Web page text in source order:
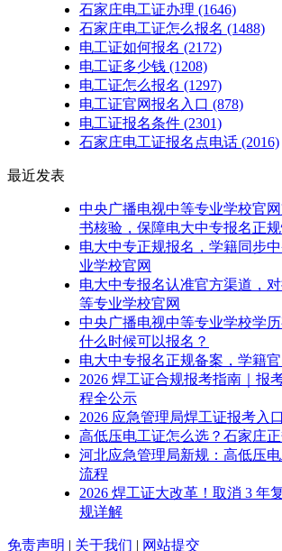
石家庄电工证办理 (1646)
石家庄电工证怎么报名 (1488)
电工证如何报名 (2172)
电工证多少钱 (1208)
电工证怎么报名 (1297)
电工证官网报名入口 (878)
电工证报名条件 (2301)
石家庄电工证报名点电话 (2016)
最近发表
中央广播电视中等专业学校官
书核验，保障电大中专报名正
电大中专正规报名，学籍同步
业学校官网
电大中专报名认准官方渠道，
等专业学校官网
中央广播电视中等专业学校学
什么时候可以报名？
电大中专报名正规备案，学籍
2026 焊工证合规报考指南｜报
程全公示
2026 应急管理局焊工证报考入口
高低压电工证怎么选？石家庄
河北应急管理局新规：高低压
流程
2026 焊工证大改革！取消 3 年
规详解
免责声明 | 关于我们 | 网站提交